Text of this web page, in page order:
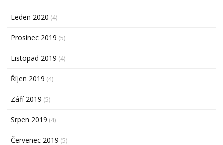
Leden 2020 (4)
Prosinec 2019 (5)
Listopad 2019 (4)
Říjen 2019 (4)
Září 2019 (5)
Srpen 2019 (4)
Červenec 2019 (5)